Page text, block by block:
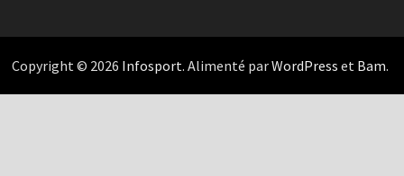
Copyright © 2026 Infosport. Alimenté parWordPress et Bam.